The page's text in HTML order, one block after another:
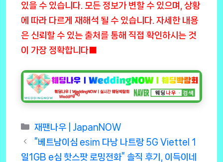
있을 수 있습니다. 모든 정보가 변할 수 있으며, 상황
에 따라 다르게 재해석 될 수 있습니다. 자세한 내용
은 신뢰할 수 있는 출처를 통해 직접 확인하시는 것
이 가장 정확합니다■
Categories
재팬나우 | JapanNOW
“베트남이심 esim 다낭 나트랑 5G Viettel 1
일1GB e심 핫스팟 로밍전화” 솔직 후기, 이득이네